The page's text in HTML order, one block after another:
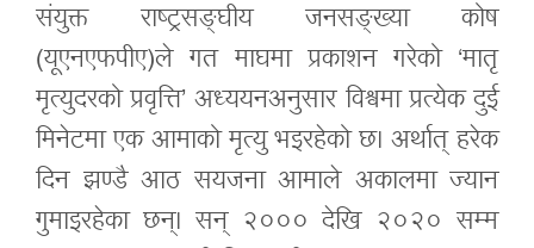
संयुक्त राष्ट्रसङ्घीय जनसङ्ख्या कोष
(यूएनएफपीए)ले गत माघमा प्रकाशन गरेको ‘मातृ
मृत्युदरको प्रवृत्ति’ अध्ययनअनुसार विश्वमा प्रत्येक दुई
मिनेटमा एक आमाको मृत्यु भइरहेको छ। अर्थात् हरेक
दिन झण्डै आठ सयजना आमाले अकालमा ज्यान
गुमाइरहेका छन्। सन् २००० देखि २०२० सम्म